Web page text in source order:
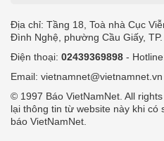
Địa chỉ: Tầng 18, Toà nhà Cục
Đình Nghệ, phường Cầu Giấy, TP.
Điện thoại: 02439369898 -
Email: vietnamnet@vietnamnet.vn
© 1997 Báo VietNamNet. All
lại thông tin từ website này khi có
báo VietNamNet.